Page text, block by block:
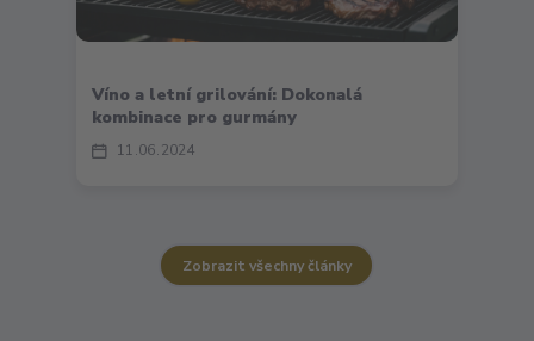
11 06 2024
Víno a letní grilování: Dokonalá
kombinace pro gurmány
Zobrazit všechny články